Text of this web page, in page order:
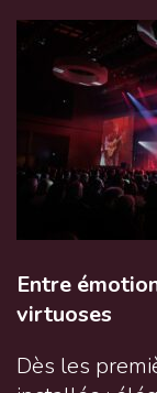
Entre
virtuoses
Dès les